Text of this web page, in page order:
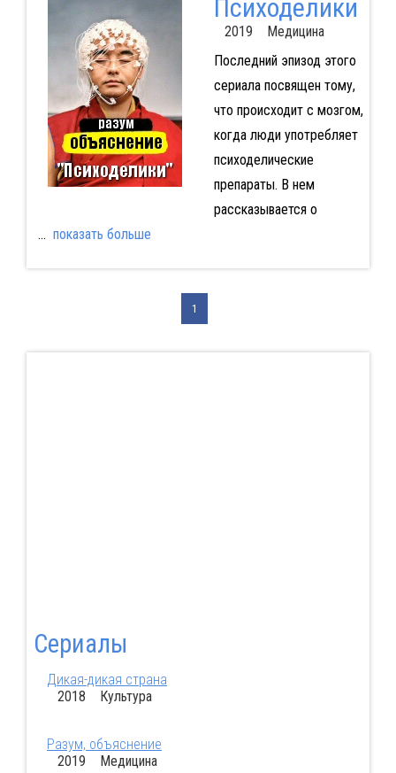
Психоделики
2019 Медицина
Последний эпизод этого
сериала посвящен тому,
что происходит с мозгом,
когда люди употребляет
психоделические
препараты. В нем
рассказывается о
... показать больше
1
Сериалы
Дикая-дикая страна
2018 Культура
Разум, объяснение
2019 Медицина